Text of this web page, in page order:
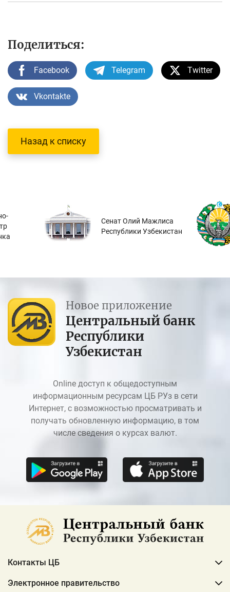
Поделиться:
Facebook Telegram Twitter
Vkontakte
Назад к списку
Сенат Олий Мажлиса
Республики Узбекистан
Новое приложение
Центральный банк
Республики
Узбекистан
Online доступ к общедоступным
информационным ресурсам ЦБ РУз в сети
Интернет, с возможностью просматривать и
получать обновленную информацию, в том
числе сведения о курсах валют.
Контакты ЦБ
Электронное правительство